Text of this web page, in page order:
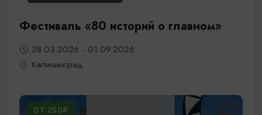
Фестиваль «80 историй о главном»
28.03.2026 - 01.09.2026
Калининград
ОТ 250₽